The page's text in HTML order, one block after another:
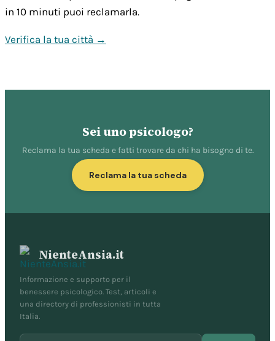
in 10 minuti puoi reclamarla.
Verifica la tua città →
Sei uno psicologo?
Reclama la tua scheda e fatti trovare da chi ha bisogno di te.
Reclama la tua scheda
NienteAnsia.it
Informazione e supporto per il
benessere psicologico. Test, articoli e
una directory di professionisti in tutta
Italia.